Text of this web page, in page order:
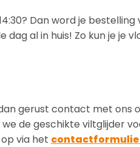
Dan word je
al in huis! Zo kun je je
gerust contact met ons
de geschikte viltglijder
via het